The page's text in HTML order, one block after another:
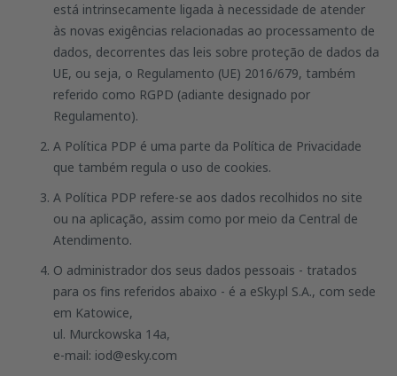
está intrinsecamente ligada à necessidade de atender
às novas exigências relacionadas ao processamento de
dados, decorrentes das leis sobre proteção de dados da
UE, ou seja, o Regulamento (UE) 2016/679, também
referido como RGPD (adiante designado por
Regulamento).
A Política PDP é uma parte da Política de Privacidade
que também regula o uso de cookies.
A Política PDP refere-se aos dados recolhidos no site
ou na aplicação, assim como por meio da Central de
Atendimento.
O administrador dos seus dados pessoais - tratados
para os fins referidos abaixo - é a eSky.pl S.A., com sede
em Katowice,
ul. Murckowska 14a,
e-mail: iod@esky.com